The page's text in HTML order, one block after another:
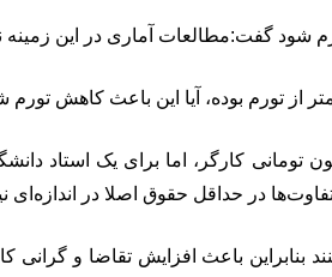
شود گفت:مطالعات آماری در این
در حداقل حقوق اصلا در
باعث افزایش تقاضا و گرانی